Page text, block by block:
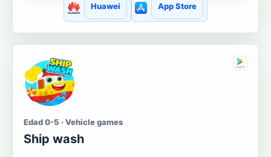
Huawei App Store
Edad 0-5 · Vehicle games
Ship wash